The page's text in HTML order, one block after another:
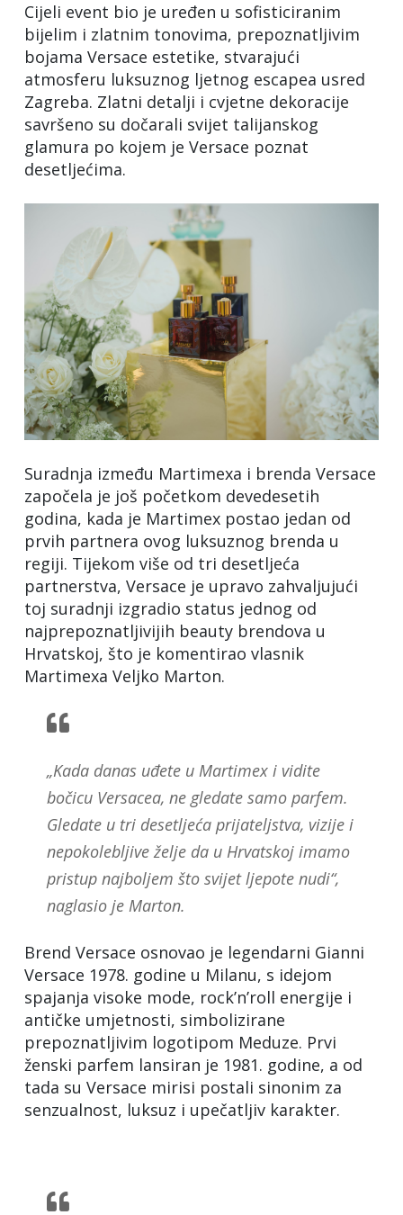
Cijeli event bio je uređen u sofisticiranim
bijelim i zlatnim tonovima, prepoznatljivim
bojama Versace estetike, stvarajući
atmosferu luksuznog ljetnog escapea usred
Zagreba. Zlatni detalji i cvjetne dekoracije
savršeno su dočarali svijet talijanskog
glamura po kojem je Versace poznat
desetljećima.
Suradnja između Martimexa i brenda Versace
započela je još početkom devedesetih
godina, kada je Martimex postao jedan od
prvih partnera ovog luksuznog brenda u
regiji. Tijekom više od tri desetljeća
partnerstva, Versace je upravo zahvaljujući
toj suradnji izgradio status jednog od
najprepoznatljivijih beauty brendova u
Hrvatskoj, što je komentirao vlasnik
Martimexa Veljko Marton.
„Kada danas uđete u Martimex i vidite
bočicu Versacea, ne gledate samo parfem.
Gledate u tri desetljeća prijateljstva, vizije i
nepokolebljive želje da u Hrvatskoj imamo
pristup najboljem što svijet ljepote nudi“,
naglasio je Marton.
Brend Versace osnovao je legendarni Gianni
Versace 1978. godine u Milanu, s idejom
spajanja visoke mode, rock’n’roll energije i
antičke umjetnosti, simbolizirane
prepoznatljivim logotipom Meduze. Prvi
ženski parfem lansiran je 1981. godine, a od
tada su Versace mirisi postali sinonim za
senzualnost, luksuz i upečatljiv karakter.